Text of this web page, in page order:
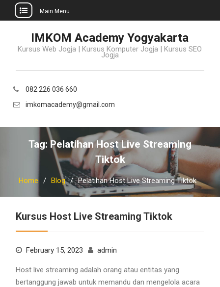
content
Main Menu
IMKOM Academy Yogyakarta
Kursus Web Jogja | Kursus Komputer Jogja | Kursus SEO
Jogja
082 226 036 660
imkomacademy@gmail.com
Tag:Pelatihan Host Live Streaming
Tiktok
Home Blog Pelatihan Host Live Streaming Tiktok
Kursus Host Live Streaming Tiktok
February 15, 2023 admin
Host live streaming adalah orang atau entitas yang
bertanggung jawab untuk memandu dan mengelola acara